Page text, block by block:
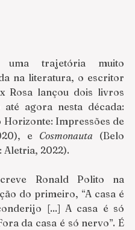
trajetória muito
na literatura, o escritor
Rosa lançou dois livros
Horizonte: Impressões de
e Cosmonauta (Belo
Aletria, 2022).
Ronald Polito na
do primeiro, “A casa é
[...] A casa é só
da casa é só nervo”. É